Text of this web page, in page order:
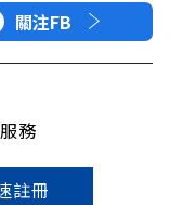
關注FB
務
註冊